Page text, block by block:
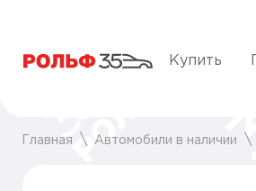
Купить
Главная Автомобили в наличии